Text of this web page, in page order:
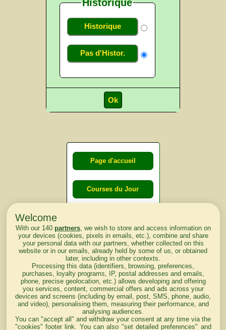
Historique
Historique
Pas d'Histor.
Page d'accueil
Courses du Jour
lendemain
Courses
d'aujourd'hui
Haut de Page
Welcome
With our 140 partners, we wish to store and access information on
your devices (cookies, pixels in emails, etc.), combine and share
your personal data with our partners, whether collected on this
website or in our emails, already held by some of us, or obtained
later, including in other contexts.
Processing this data (identifiers, browsing, preferences,
purchases, loyalty programs, IP, postal addresses and emails,
phone, precise geolocation, etc.) allows developing and offering
you services, content, commercial offers and ads across your
devices and screens (including by email, post, SMS, phone, audio,
and video), personalising them, measuring their performance, and
analysing audiences.
You can "accept all" and withdraw your consent at any time via the
"cookies" footer link . You can also "set detailed preferences" and